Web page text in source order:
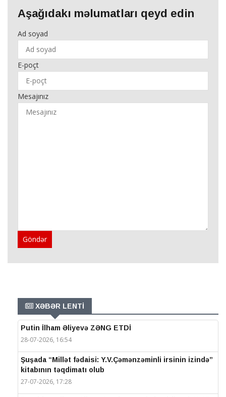
Aşağıdakı məlumatları qeyd edin
Ad soyad
E-poçt
Mesajınız
Göndər
XƏBƏR LENTİ
Putin İlham Əliyevə ZƏNG ETDİ
28-07-2026, 16:54
Şuşada “Millət fədaisi: Y.V.Çəmənzəminli irsinin izində”
kitabının təqdimatı olub
27-07-2026, 17:28